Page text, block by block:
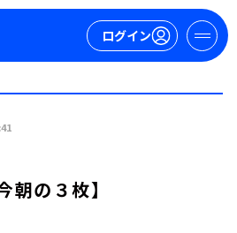
ログイン
朝の３枚】